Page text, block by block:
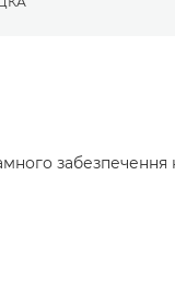
забезпечення